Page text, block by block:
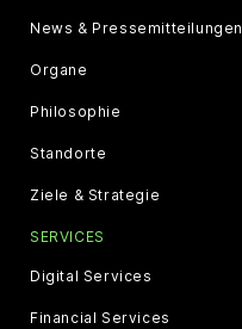
News & Pressemitteilungen
Organe
Philosophie
Standorte
Ziele & Strategie
SERVICES
Digital Services
Financial Services